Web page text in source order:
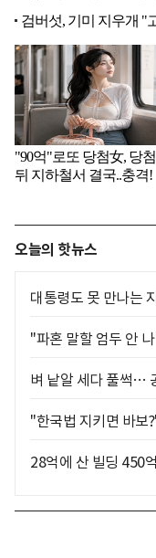
오늘의 핫뉴스
대통령도 못 만나는
"파혼 말할 엄두 안
벼 낱알 세다 풀썩…
"한국법 지키면 바보
28억에 산 빌딩 450